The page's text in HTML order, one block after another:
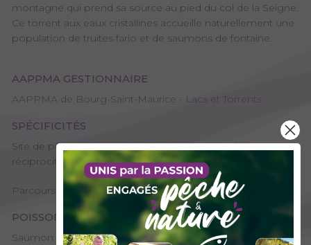
montagne qui prend sa source au pied du col de la Seigne.
Ce torrent aux eaux cristallines accueille naturellement une
population de truites fario et de saumons de fontaine.
AAPPMA GESTIONNAIRE
AAPPMA de Bourg-Saint-Maurice - Lacs et Torrents
SPÉCIFICITÉS
Site de pêche - 1ère catégorie, Plan d’eau ou rivière
réciprocitaire
Parcours "1 poisson", Les parcours phares labelisés
POISSONS PRÉSENTS
Saumon de fontaine, Truite arc-en-ciel, Truite fario